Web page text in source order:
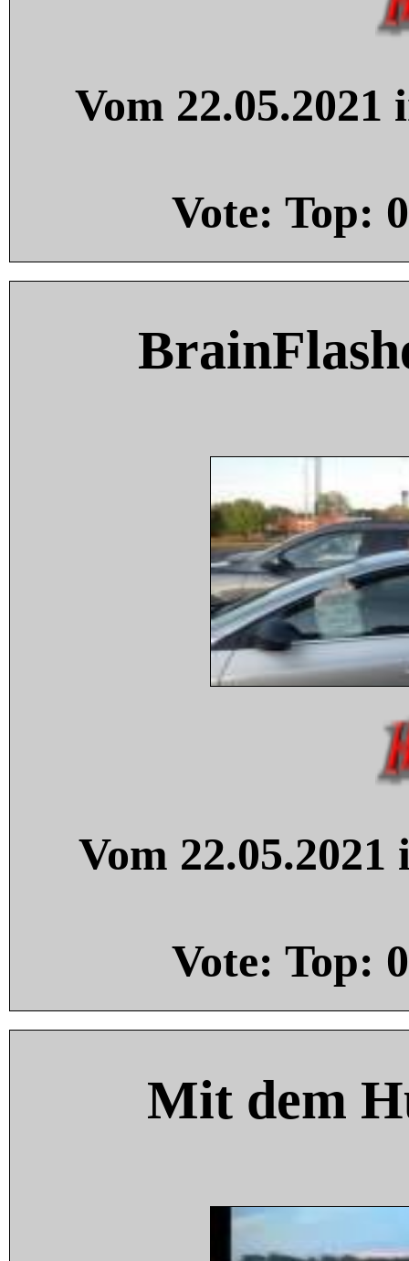
Vom
Vote: Top: 0
Vom
Vote: Top: 0
Mit dem